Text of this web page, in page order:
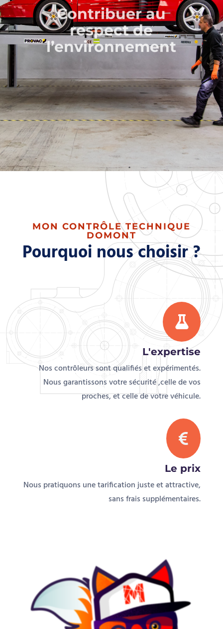
Contribuer au
respect de
l’environnement
MON CONTRÔLE TECHNIQUE
DOMONT
Pourquoi nous choisir ?

L'expertise
Nos contrôleurs sont qualifiés et expérimentés.
Nous garantissons votre sécurité ,celle de vos
proches, et celle de votre véhicule.

Le prix
Nous pratiquons une tarification juste et attractive,
sans frais supplémentaires.